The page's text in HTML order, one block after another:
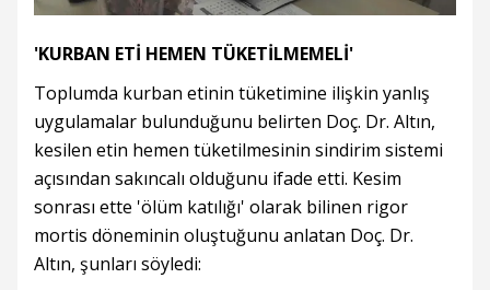
'KURBAN ETİ HEMEN TÜKETİLMEMELİ'
Toplumda kurban etinin tüketimine ilişkin yanlış
uygulamalar bulunduğunu belirten Doç. Dr. Altın,
kesilen etin hemen tüketilmesinin sindirim sistemi
açısından sakıncalı olduğunu ifade etti. Kesim
sonrası ette 'ölüm katılığı' olarak bilinen rigor
mortis döneminin oluştuğunu anlatan Doç. Dr.
Altın, şunları söyledi: